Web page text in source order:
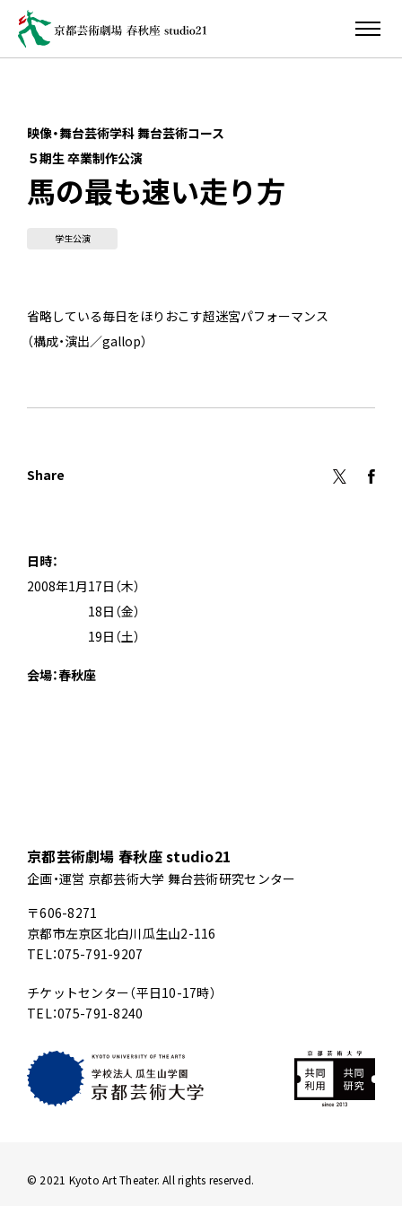
映像・舞台芸術学科 舞台芸術コース
５期生 卒業制作公演
馬の最も速い走り方
学生公演
省略している毎日をほりおこす超迷宮パフォーマンス
（構成・演出／gallop）
Share
日時：
2008年1月17日（木）
18日（金）
19日（土）
会場：春秋座
京都芸術劇場 春秋座 studio21
企画・運営 京都芸術大学 舞台芸術研究センター
〒606-8271
京都市左京区北白川瓜生山2-116
TEL：075-791-9207
チケットセンター（平日10-17時）
TEL：075-791-8240
© 2021 Kyoto Art Theater. All rights reserved.